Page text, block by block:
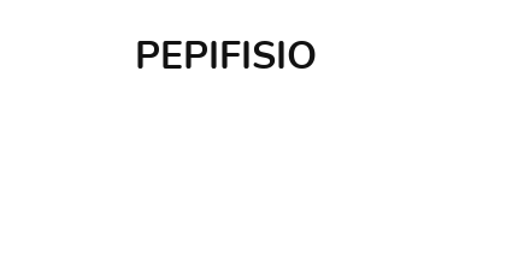
PEPIFISIO